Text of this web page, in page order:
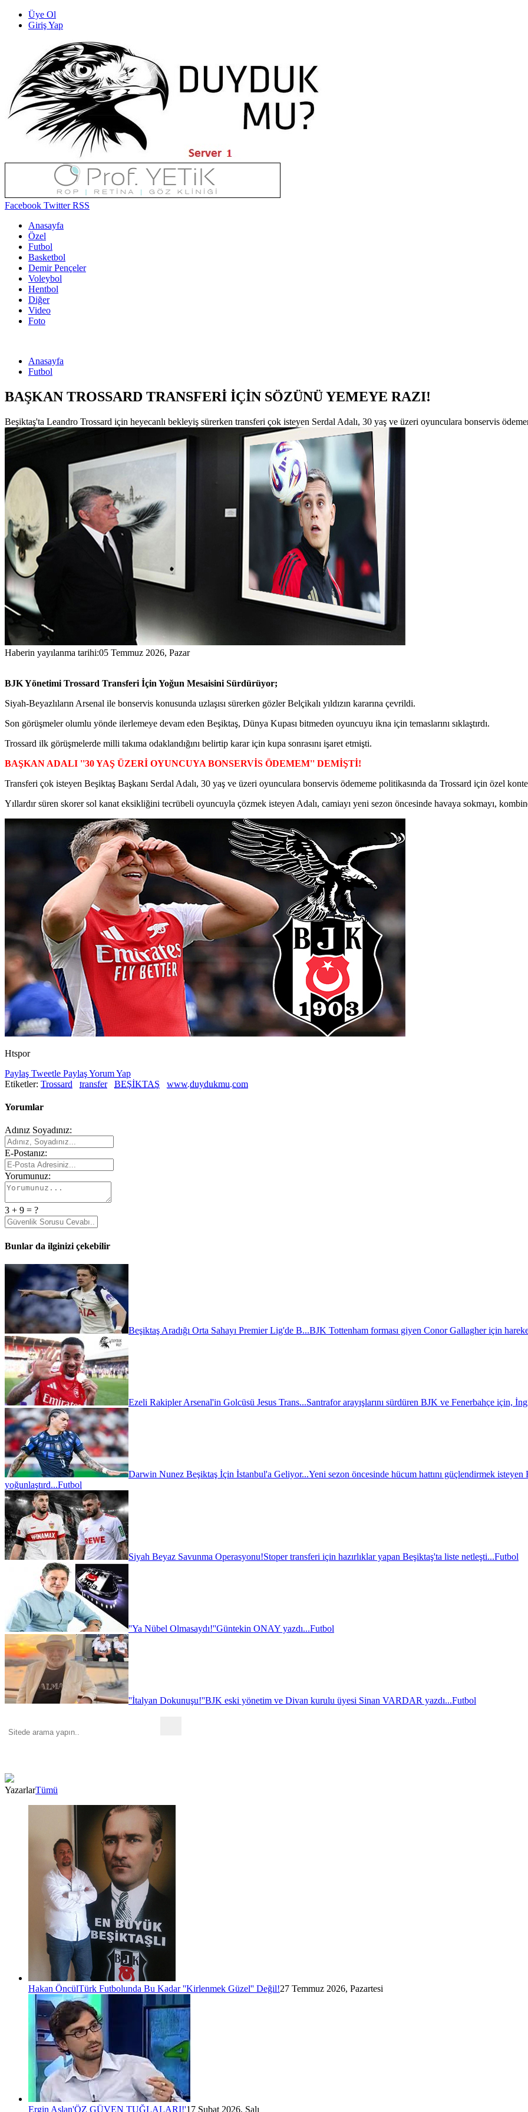
Üye Ol
Giriş Yap
Facebook TwitterRSS
Anasayfa
Özel
Futbol
Basketbol
Demir Pençeler
Voleybol
Hentbol
Diğer
Video
Foto
Anasayfa
Futbol
BAŞKAN TROSSARD TRANSFERİ İÇİN SÖZÜNÜ YEMEYE RAZI!
Beşiktaş'ta Leandro Trossard için heyecanlı bekleyiş sürerken transferi çok isteyen Serdal Adalı, 30 yaş ve üzeri oyunculara bonservis
Haberin yayılanma tarihi:05 Temmuz 2026, Pazar
BJK Yönetimi Trossard Transferi İçin Yoğun Mesaisini Sürdürüyor;
Siyah-Beyazlıların Arsenal ile bonservis konusunda uzlaşısı sürerken gözler Belçikalı yıldızın kararına çevrildi.
Son görüşmeler olumlu yönde ilerlemeye devam eden Beşiktaş, Dünya Kupası bitmeden oyuncuyu ikna için temaslarını sıklaştırdı.
Trossard ilk görüşmelerde milli takıma odaklandığını belirtip karar için kupa sonrasını işaret etmişti.
BAŞKAN ADALI ''30 YAŞ ÜZERİ OYUNCUYA BONSERVİS ÖDEMEM'' DEMİŞTİ!
Transferi çok isteyen Beşiktaş Başkanı Serdal Adalı, 30 yaş ve üzeri oyunculara bonservis ödememe politikasında da Trossard için özel
Yıllardır süren skorer sol kanat eksikliğini tecrübeli oyuncuyla çözmek isteyen Adalı, camiayı yeni sezon öncesinde havaya sokmayı,
Htspor
Paylaş Tweetle PaylaşYorum Yap
Etiketler: Trossard transfer BEŞİKTAŞ www.duydukmu.com
Yorumlar
Adınız Soyadınız:
E-Postanız:
Yorumunuz:
3 + 9 = ?
Bunlar da ilginizi çekebilir
Beşiktaş Aradığı Orta Sahayı Premier Lig'de B...BJK Tottenham forması giyen Conor Gallagher için
Ezeli Rakipler Arsenal'in Golcüsü Jesus Trans...Santrafor arayışlarını sürdüren BJK ve Fenerbahçe için,
Darwin Nunez Beşiktaş İçin İstanbul'a Geliyor...Yeni sezon öncesinde hücum hattını güçlendirmek
yoğunlaştırd...Futbol
Siyah Beyaz Savunma Operasyonu!Stoper transferi için hazırlıklar yapan Beşiktaş'ta liste netleşti...Futbol
''Ya Nübel Olmasaydı!''Güntekin ONAY yazdı...Futbol
''İtalyan Dokunuşu!''BJK eski yönetim ve Divan kurulu üyesi Sinan VARDAR yazdı...Futbol
YazarlarTümü
Hakan ÖncülTürk Futbolunda Bu Kadar ''Kirlenmek Güzel'' Değil!27 Temmuz 2026, Pazartesi
Ergin Aslan'ÖZ GÜVEN TUĞLALARI!'17 Şubat 2026, Salı